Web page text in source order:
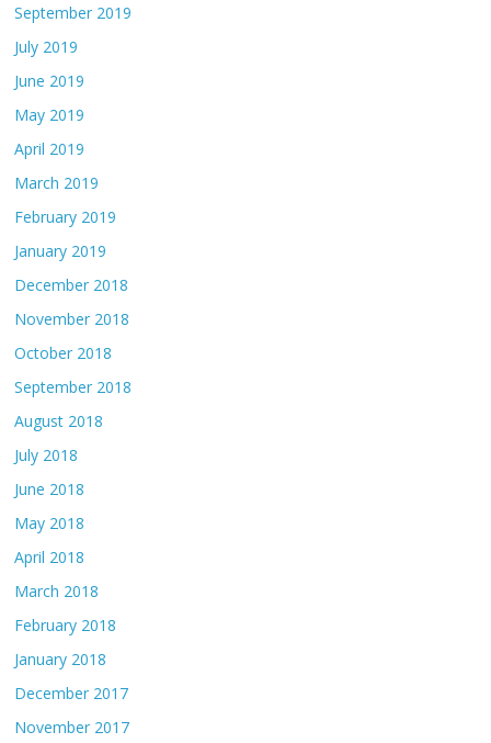
September 2019
July 2019
June 2019
May 2019
April 2019
March 2019
February 2019
January 2019
December 2018
November 2018
October 2018
September 2018
August 2018
July 2018
June 2018
May 2018
April 2018
March 2018
February 2018
January 2018
December 2017
November 2017